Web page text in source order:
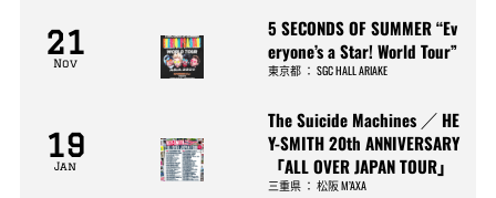
21
Nov
5 SECONDS OF SUMMER “Ev
eryone’s a Star! World Tour”
東京都 ：SGC HALL ARIAKE
19
Jan
The Suicide Machines ／ HE
Y-SMITH 20th ANNIVERSARY
「ALL OVER JAPAN TOUR」
三重県 ：松阪 M’AXA